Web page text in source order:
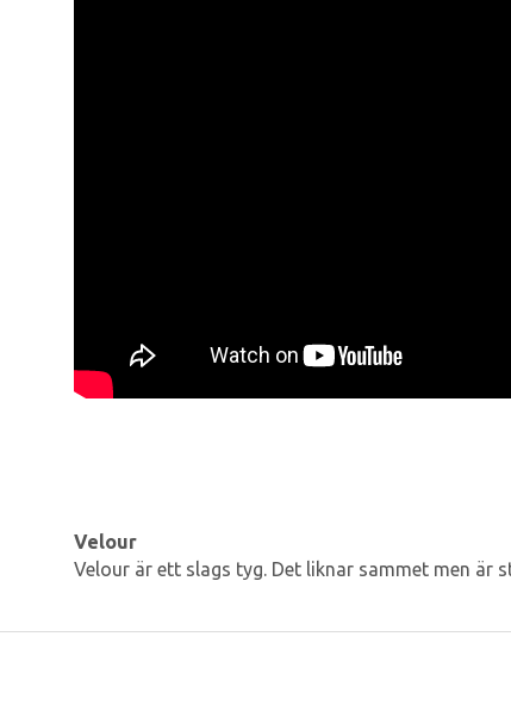
Velour
Velour är ett slags tyg. Det liknar sammet men är